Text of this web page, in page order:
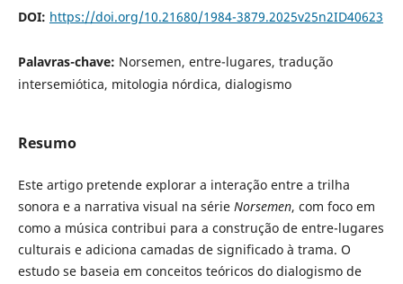
DOI: https://doi.org/10.21680/1984-3879.2025v25n2ID40623
Palavras-chave: Norsemen, entre-lugares, tradução
intersemiótica, mitologia nórdica, dialogismo
Resumo
Este artigo pretende explorar a interação entre a trilha
sonora e a narrativa visual na série Norsemen, com foco em
como a música contribui para a construção de entre-lugares
culturais e adiciona camadas de significado à trama. O
estudo se baseia em conceitos teóricos do dialogismo de